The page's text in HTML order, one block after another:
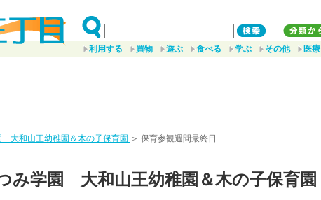
利用する 買物 遊ぶ 食べる 学ぶ その他 医療
大和山王幼稚園＆木の子保育園 ＞ 保育参観週間最終日
み学園 大和山王幼稚園＆木の子保育園